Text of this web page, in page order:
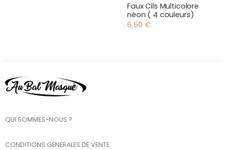
Faux Cils Multicolore
néon ( 4 couleurs)
6,50 €
QUI SOMMES-NOUS ?
CONDITIONS GENERALES DE VENTE